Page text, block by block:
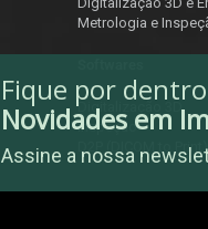
Fique por
Novidades em
Assine a nossa
Metrologia e
Digitalização 3D
Inspeção
D2P (DICOM to Print)